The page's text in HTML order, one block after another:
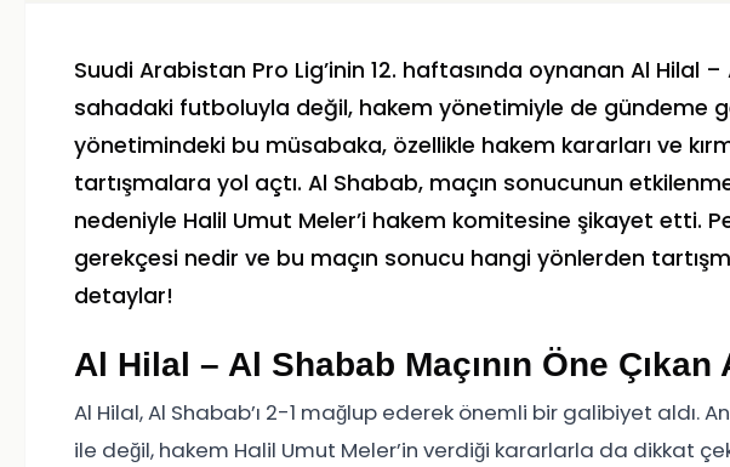
Suudi Arabistan Pro Lig’inin 12. haftasında oynanan Al Hilal
sahadaki futboluyla değil, hakem yönetimiyle de gündeme
yönetimindeki bu müsabaka, özellikle hakem kararları ve
tartışmalara yol açtı. Al Shabab, maçın sonucunun
nedeniyle Halil Umut Meler’i hakem komitesine şikayet etti.
gerekçesi nedir ve bu maçın sonucu hangi yönlerden
detaylar!
Al Hilal – Al Shabab Maçının Öne Çıkan
Al Hilal, Al Shabab’ı 2-1 mağlup ederek önemli bir galibiyet aldı.
ile değil, hakem Halil Umut Meler’in verdiği kararlarla da dikkat